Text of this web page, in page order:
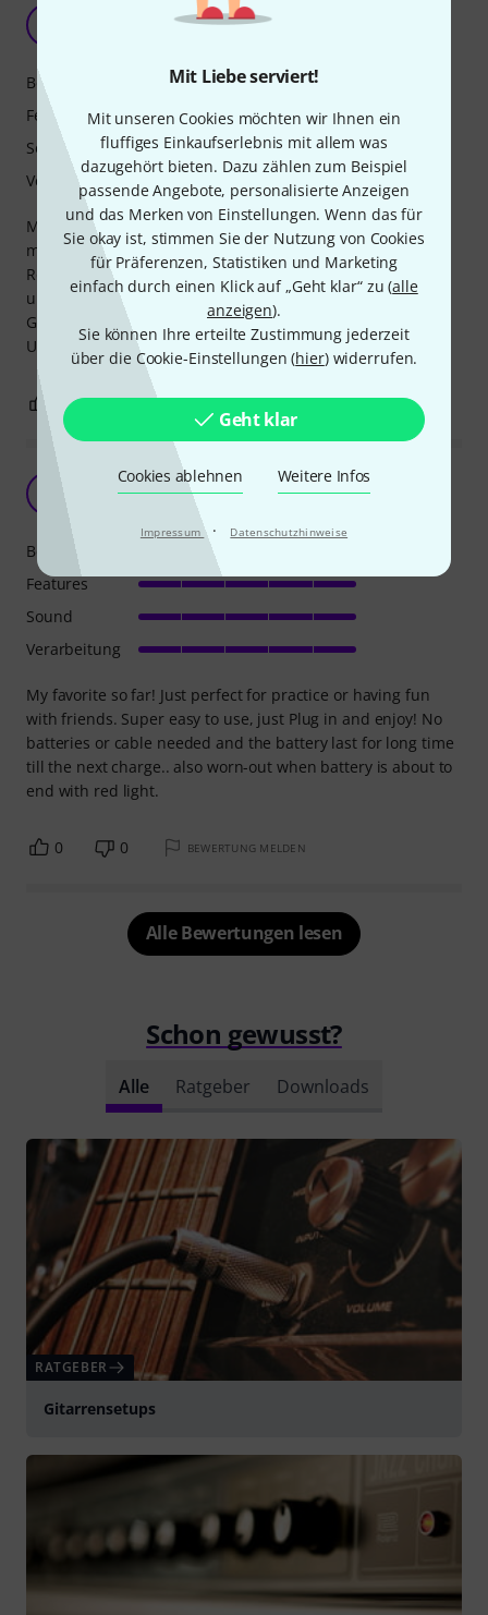
Mit Liebe serviert!
Mit unseren Cookies möchten wir Ihnen ein
fluffiges Einkaufserlebnis mit allem was
dazugehört bieten. Dazu zählen zum Beispiel
passende Angebote, personalisierte Anzeigen
und das Merken von Einstellungen. Wenn das für
Sie okay ist, stimmen Sie der Nutzung von Cookies
für Präferenzen, Statistiken und Marketing
einfach durch einen Klick auf „Geht klar“ zu (alle
anzeigen).
Sie können Ihre erteilte Zustimmung jederzeit
über die Cookie-Einstellungen (hier) widerrufen.
Geht klar
Cookies ablehnen Weitere Infos
Impressum · Datenschutzhinweise
Kleines Helferlein und mehr. :)
Macht nen guten Job alle 3 presets von zufriedenstellend
mit ein bisschen tweaking bis yooo.. nice!!
Reicht zum mit jammen am Langerfeuer zum Akustikset
und sogar kleinern Buskingjobs.Daurüberhinaus auch als
Gitarren Werkstatt Tool Prima!
Und das im Hosentasche Format.
Bedienung
Features
Sound
Verarbeitung
2 BEWERTUNG MELDEN
Must have gadget!
Liostik 23.03.2026
My favorite so far! Just perfect for practice or having fun
with friends. Super easy to use, just Plug in and enjoy! No
batteries or cable needed and the battery last for long time
till the next charge.. also worn-out when battery is about to
end with red light.
Bedienung
Features
Sound
Verarbeitung
0 0 BEWERTUNG MELDEN
Alle Bewertungen lesen
Schon gewusst?
Alle Ratgeber Downloads
RATGEBER
Gitarrensetups